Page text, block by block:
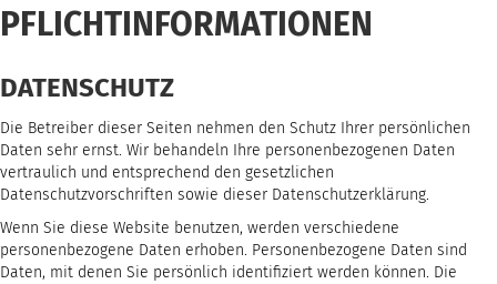
PFLICHT­INFORMATIONEN
DATENSCHUTZ
Die Betreiber dieser Seiten nehmen den Schutz Ihrer persönlichen
Daten sehr ernst. Wir behandeln Ihre personenbezogenen Daten
vertraulich und entsprechend den gesetzlichen
Datenschutzvorschriften sowie dieser Datenschutzerklärung.
Wenn Sie diese Website benutzen, werden verschiedene
personenbezogene Daten erhoben. Personenbezogene Daten sind
Daten, mit denen Sie persönlich identifiziert werden können. Die